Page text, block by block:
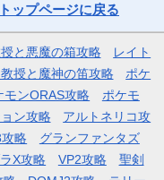
ップページに戻る
と悪魔の箱攻略
レイト
授と魔神の笛攻略
ポケ
モンORAS攻略
ポケモ
ン攻略
アルトネリコ攻
略
グランファンタズ
X攻略 VP2攻略
聖剣